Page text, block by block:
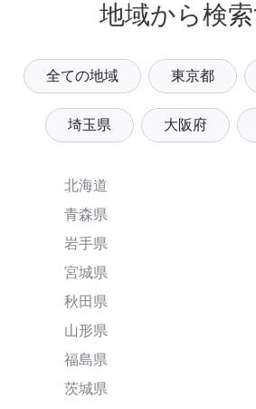
地域から検
全ての地域 東京都
埼玉県 大阪府
北海道
青森県
岩手県
宮城県
秋田県
山形県
福島県
茨城県